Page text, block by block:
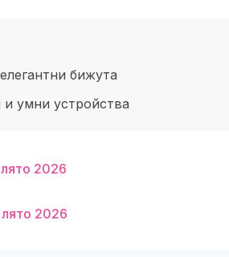
бижута
умни устройства
2026
2026